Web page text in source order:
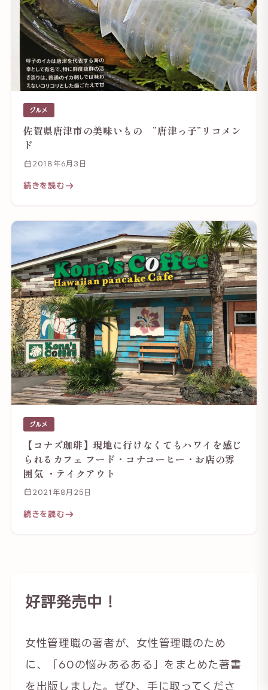
グルメ
佐賀県唐津市の美味いもの ”唐津っ子”リコメン
ド
2018年6月3日
続きを読む
グルメ
【コナズ珈琲】現地に行けなくてもハワイを感じ
られるカフェ フード・コナコーヒー・お店の雰
囲気 ・テイクアウト
2021年8月25日
続きを読む
好評発売中！
女性管理職の著者が、女性管理職のため
に、「60の悩みあるある」をまとめた著書
を出版しました。ぜひ、手に取ってくださ